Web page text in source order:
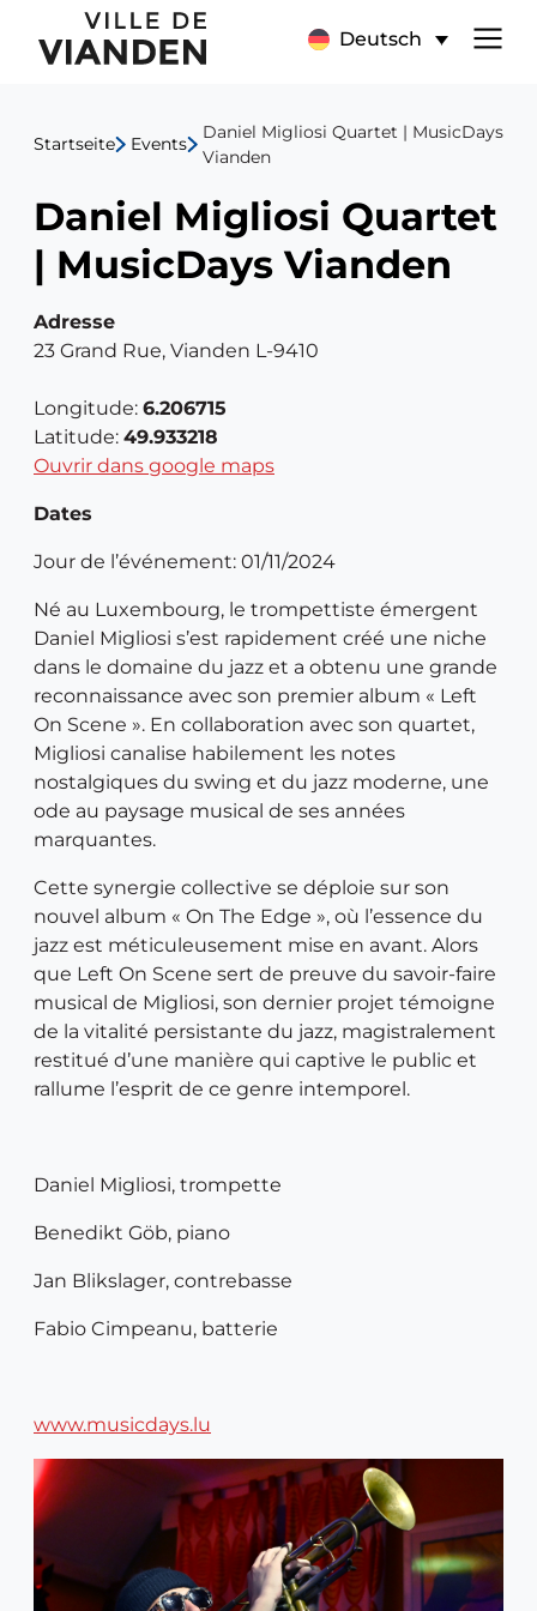
Daniel
Migliosi
Quartet
MusicDays
Vianden
Deutsch
Hauptnavigationsmenü
Startseite Events
Daniel Migliosi Quartet | MusicDays
Vianden
Daniel Migliosi Quartet
| MusicDays Vianden
Adresse
23 Grand Rue, Vianden L-9410
Longitude: 6.206715
Latitude: 49.933218
Ouvrir dans google maps
Dates
Jour de l’événement: 01/11/2024
Né au Luxembourg, le trompettiste émergent
Daniel Migliosi s’est rapidement créé une niche
dans le domaine du jazz et a obtenu une grande
reconnaissance avec son premier album « Left
On Scene ». En collaboration avec son quartet,
Migliosi canalise habilement les notes
nostalgiques du swing et du jazz moderne, une
ode au paysage musical de ses années
marquantes.
Cette synergie collective se déploie sur son
nouvel album « On The Edge », où l’essence du
jazz est méticuleusement mise en avant. Alors
que Left On Scene sert de preuve du savoir-faire
musical de Migliosi, son dernier projet témoigne
de la vitalité persistante du jazz, magistralement
restitué d’une manière qui captive le public et
rallume l’esprit de ce genre intemporel.
Daniel Migliosi, trompette
Benedikt Göb, piano
Jan Blikslager, contrebasse
Fabio Cimpeanu, batterie
www.musicdays.lu